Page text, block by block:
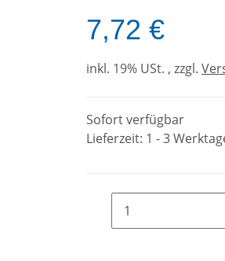
7,72 €
inkl. 19% USt. , zzgl.
Sofort verfügbar
Lieferzeit: 1 - 3